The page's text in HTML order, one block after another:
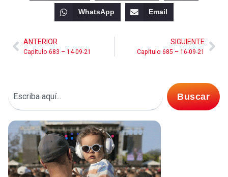
WhatsApp Email
ANTERIOR
Capítulo 683 – 14-09-21
SIGUIENTE
Capítulo 685 – 16-09-21
Buscar